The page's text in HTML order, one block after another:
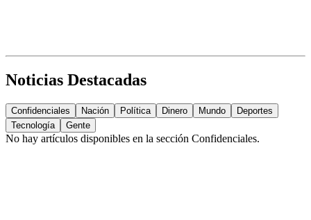
Noticias Destacadas
Confidenciales Nación Política Dinero Mundo
Deportes
Tecnología
Gente
No hay artículos disponibles en la sección Confidenciales.